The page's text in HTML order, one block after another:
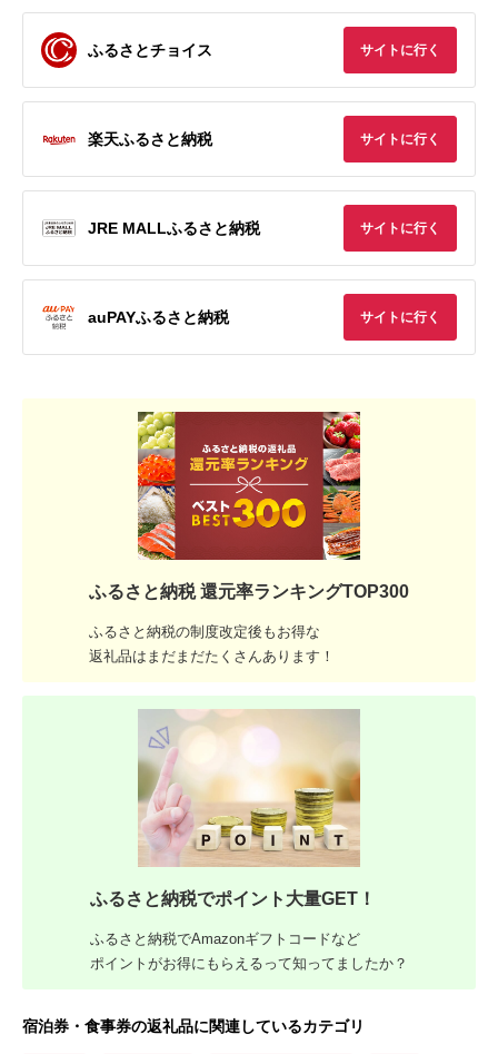
ふるさとチョイス サイトに行く
楽天ふるさと納税 サイトに行く
JRE MALLふるさと納税 サイトに行く
auPAYふるさと納税 サイトに行く
ふるさと納税 還元率ランキングTOP300
ふるさと納税の制度改定後もお得な
返礼品はまだまだたくさんあります！
ふるさと納税でポイント大量GET！
ふるさと納税でAmazonギフトコードなど
ポイントがお得にもらえるって知ってましたか？
宿泊券・食事券の返礼品に関連しているカテゴリ